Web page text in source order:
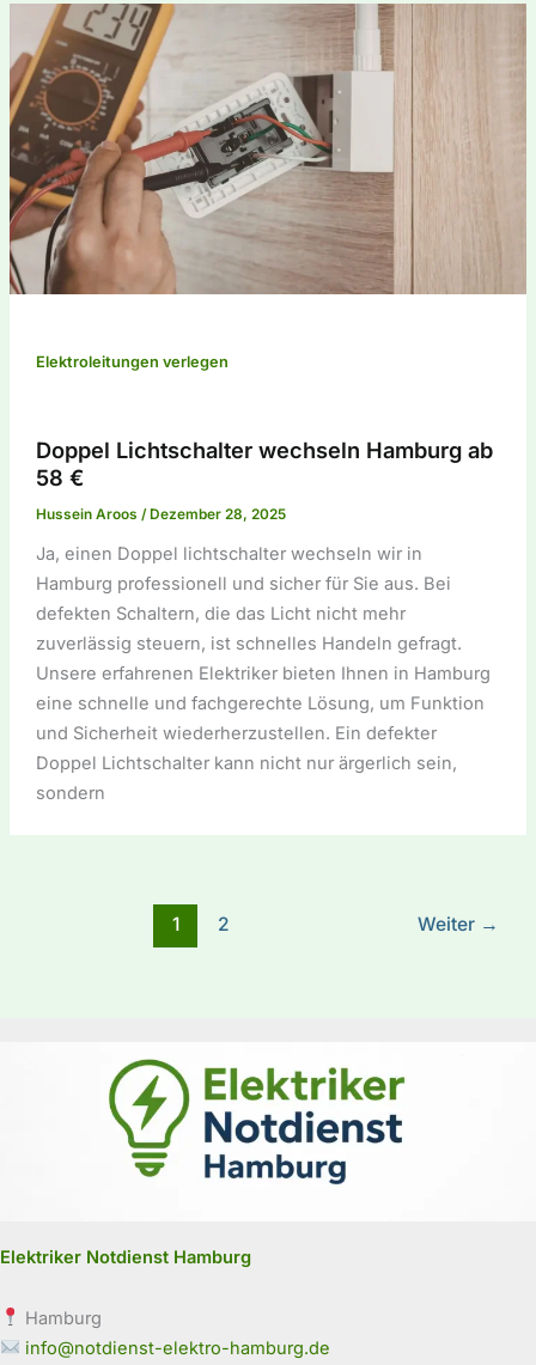
Elektroleitungen verlegen
Doppel Lichtschalter wechseln Hamburg ab
58 €
Hussein Aroos / Dezember 28, 2025
Ja, einen Doppel lichtschalter wechseln wir in
Hamburg professionell und sicher für Sie aus. Bei
defekten Schaltern, die das Licht nicht mehr
zuverlässig steuern, ist schnelles Handeln gefragt.
Unsere erfahrenen Elektriker bieten Ihnen in Hamburg
eine schnelle und fachgerechte Lösung, um Funktion
und Sicherheit wiederherzustellen. Ein defekter
Doppel Lichtschalter kann nicht nur ärgerlich sein,
sondern
1 2 Weiter →
Elektriker Notdienst Hamburg
Hamburg
info@notdienst-elektro-hamburg.de